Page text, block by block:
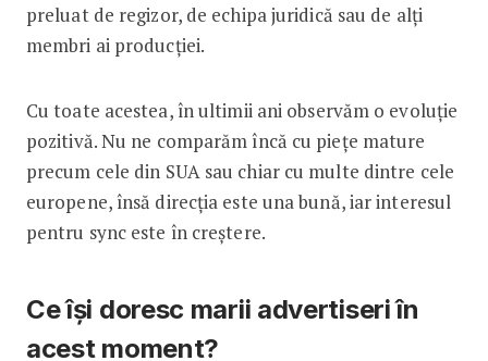
preluat de regizor, de echipa juridică sau de alți
membri ai producției.
Cu toate acestea, în ultimii ani observăm o evoluție
pozitivă. Nu ne comparăm încă cu piețe mature
precum cele din SUA sau chiar cu multe dintre cele
europene, însă direcția este una bună, iar interesul
pentru sync este în creștere.
Ce își doresc marii advertiseri în
acest moment?